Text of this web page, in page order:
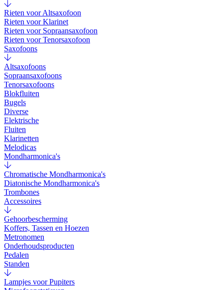
Rieten voor Altsaxofoon
Rieten voor Klarinet
Rieten voor Sopraansaxofoon
Rieten voor Tenorsaxofoon
Saxofoons
Altsaxofoons
Sopraansaxofoons
Tenorsaxofoons
Blokfluiten
Bugels
Diverse
Elektrische
Fluiten
Klarinetten
Melodicas
Mondharmonica's
Chromatische Mondharmonica's
Diatonische Mondharmonica's
Trombones
Accessoires
Gehoorbescherming
Koffers, Tassen en Hoezen
Metronomen
Onderhoudsproducten
Pedalen
Standen
Lampjes voor Pupiters